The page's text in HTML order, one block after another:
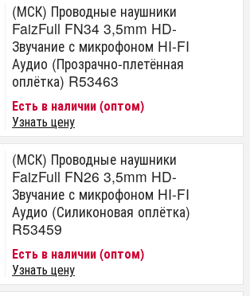
(МСК) Проводные наушники
FaizFull FN34 3,5mm HD-
Звучание с микрофоном HI-FI
Аудио (Прозрачно-плетённая
оплётка) R53463
Есть в наличии (оптом)
Узнать цену
(МСК) Проводные наушники
FaizFull FN26 3,5mm HD-
Звучание с микрофоном HI-FI
Аудио (Силиконовая оплётка)
R53459
Есть в наличии (оптом)
Узнать цену